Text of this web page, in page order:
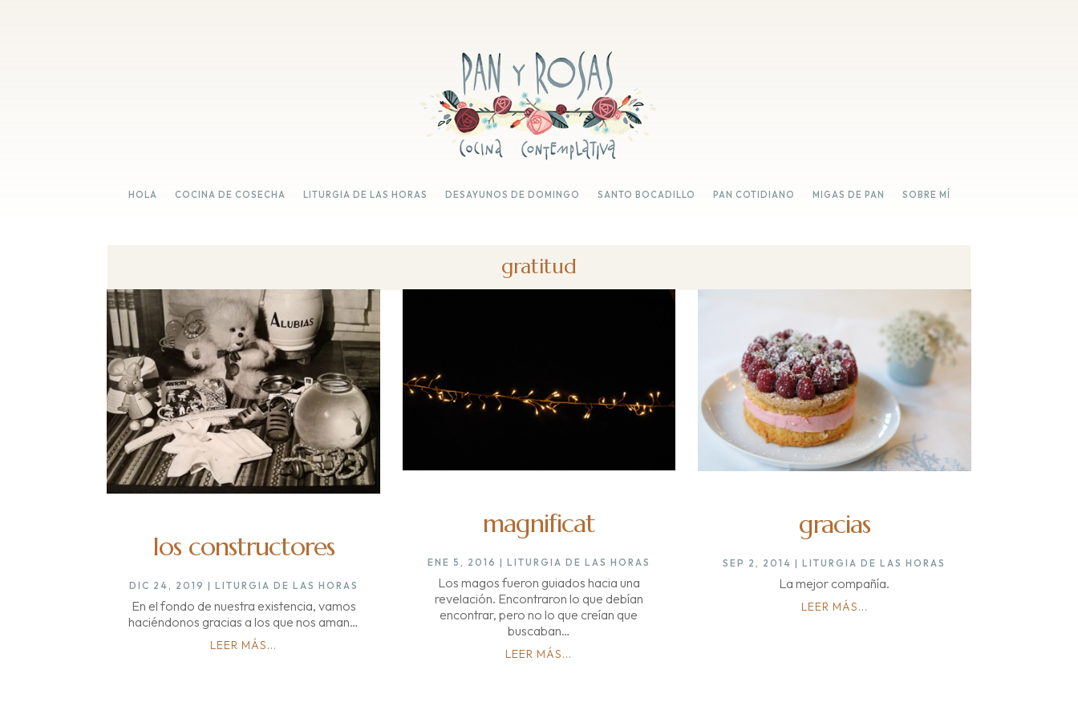
HOLA COCINA DE COSECHA LITURGIA DE LAS HORAS DESAYUNOS DE DOMINGO SANTO BOCADILLO PAN COTIDIANO MIGAS DE PAN SOBRE MÍ
gratitud
los constructores
DIC 24, 2019 | LITURGIA DE LAS HORAS
En el fondo de nuestra existencia, vamos
haciéndonos gracias a los que nos aman…
LEER MÁS...
magnificat
ENE 5, 2016 | LITURGIA DE LAS HORAS
Los magos fueron guiados hacia una
revelación. Encontraron lo que debían
encontrar, pero no lo que creían que
buscaban…
LEER MÁS...
gracias
SEP 2, 2014 |LITURGIA DE LAS HORAS
La mejor compañía.
LEER MÁS...